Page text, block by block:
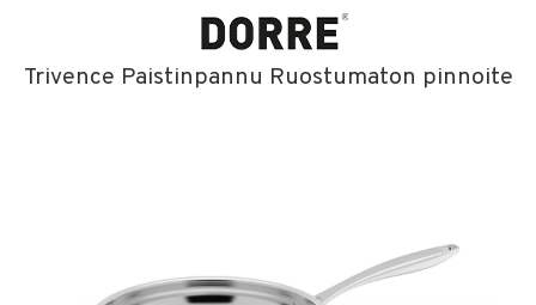
Fitness
Kampanjat
Trivence Paistinpannu Ruostumaton pinnoite
Karahvit
Tee & Espresso